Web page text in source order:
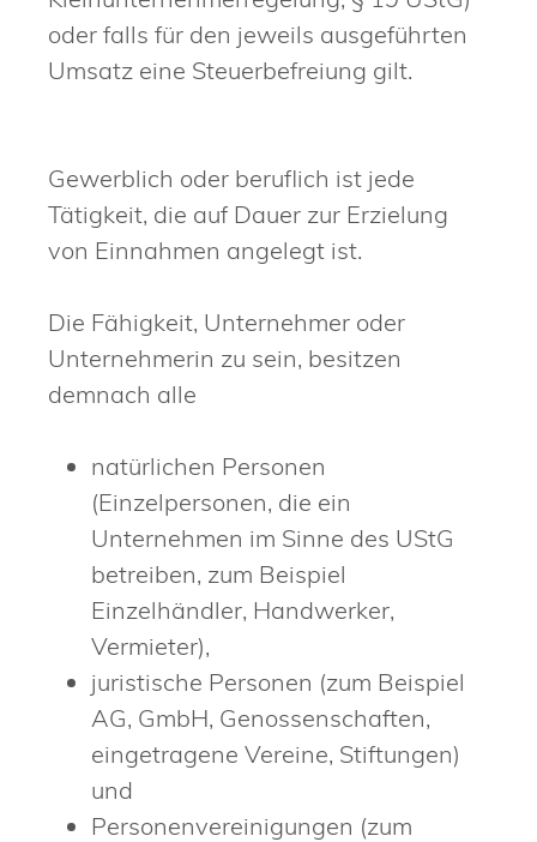
oder falls für den jeweils ausgeführten
Umsatz eine Steuerbefreiung gilt.
Gewerblich oder beruflich ist jede
Tätigkeit, die auf Dauer zur Erzielung
von Einnahmen angelegt ist.
Die Fähigkeit, Unternehmer oder
Unternehmerin zu sein, besitzen
demnach alle
natürlichen Personen
(Einzelpersonen, die ein
Unternehmen im Sinne des UStG
betreiben, zum Beispiel
Einzelhändler, Handwerker,
Vermieter),
juristische Personen (zum Beispiel
AG, GmbH, Genossenschaften,
eingetragene Vereine, Stiftungen)
und
Personenvereinigungen (zum